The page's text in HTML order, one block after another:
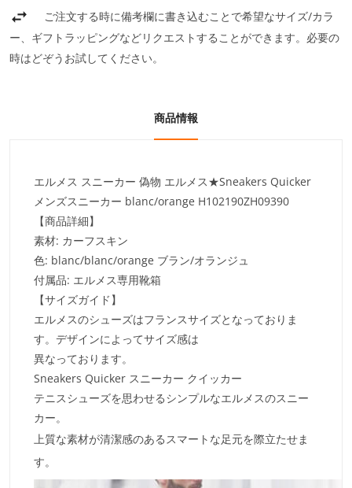
ご注文する時に備考欄に書き込むことで希望なサイズ/カラ
ー、ギフトラッピングなどリクエストすることができます。必要の
時はどぞうお試してください。
商品情報
エルメス スニーカー 偽物 エルメス★Sneakers Quicker
メンズスニーカー blanc/orange H102190ZH09390
【商品詳細】
素材: カーフスキン
色: blanc/blanc/orange ブラン/オランジュ
付属品: エルメス専用靴箱
【サイズガイド】
エルメスのシューズはフランスサイズとなっておりま
す。デザインによってサイズ感は
異なっております。
Sneakers Quicker スニーカー クイッカー
テニスシューズを思わせるシンプルなエルメスのスニー
カー。
上質な素材が清潔感のあるスマートな足元を際立たせま
す。